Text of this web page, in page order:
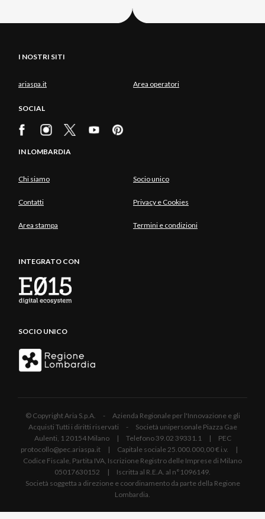
I NOSTRI SITI
ariaspa.it Area operatori
SOCIAL
IN LOMBARDIA
Chi siamo Socio unico
Contatti Privacy e Cookies
Area stampa Termini e condizioni
INTEGRATO CON
SOCIO UNICO
© Copyright Aria S.p.A. - Azienda Regionale per l'Innovazione e gli
Acquisti Tutti i diritti riservati - Società unipersonale Piazza Gae
Aulenti, 1 20154 Milano | Telefono 39.02 39331.1 | PEC
protocollo@pec.ariaspa.it | Capitale sociale 25.000.000,00 € i.v. |
Codice Fiscale, Partita IVA, Iscrizione Registro delle Imprese di Milano
05017630152 | Iscritta al R.E.A. al n°1096149.
Società soggetta a direzione e coordinamento da parte della Regione
Lombardia.